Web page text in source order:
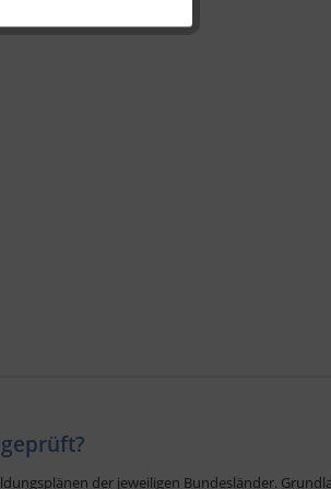
der jeweiligen Bundesländer.